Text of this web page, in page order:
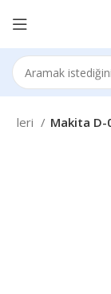
Makita D-